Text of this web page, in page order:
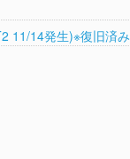
11/14発生)※復旧済み